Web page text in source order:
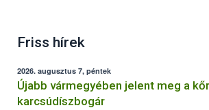
Friss hírek
2026. augusztus 7, péntek
Újabb vármegyében jelent meg a
karcsúdíszbogár